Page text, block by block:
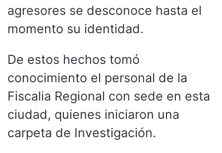
agresores se desconoce hasta el
momento su identidad.
De estos hechos tomó
conocimiento el personal de la
Fiscalia Regional con sede en esta
ciudad, quienes iniciaron una
carpeta de Investigación.